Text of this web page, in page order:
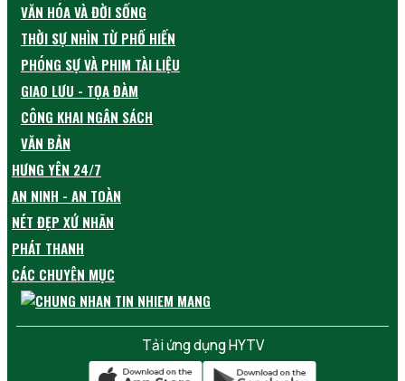
VĂN HÓA VÀ ĐỜI SỐNG
THỜI SỰ NHÌN TỪ PHỐ HIẾN
PHÓNG SỰ VÀ PHIM TÀI LIỆU
GIAO LƯU - TỌA ĐÀM
CÔNG KHAI NGÂN SÁCH
VĂN BẢN
HƯNG YÊN 24/7
AN NINH - AN TOÀN
NÉT ĐẸP XỨ NHÃN
PHÁT THANH
CÁC CHUYÊN MỤC
Tải ứng dụng HYTV